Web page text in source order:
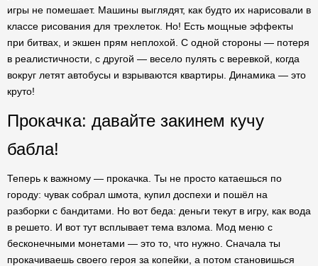
игры не помешает. Машины выглядят, как будто их нарисовали в
классе рисования для трехлеток. Но! Есть мощные эффекты
при битвах, и экшен прям неплохой. С одной стороны — потеря
в реалистичности, с другой — весело пулять с веревкой, когда
вокруг летят автобусы и взрываются квартиры. Динамика — это
круто!
Прокачка: давайте закинем кучу
бабла!
Теперь к важному — прокачка. Ты не просто катаешься по
городу: чувак собрал шмота, купил доспехи и пошёл на
разборки с бандитами. Но вот беда: деньги текут в игру, как вода
в решето. И вот тут всплывает тема взлома. Мод меню с
бесконечными монетами — это то, что нужно. Сначала ты
прокачиваешь своего героя за копейки, а потом становишься